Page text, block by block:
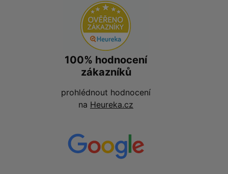
100% hodnocení
zákazníků
prohlédnout hodnocení
na Heureka.cz